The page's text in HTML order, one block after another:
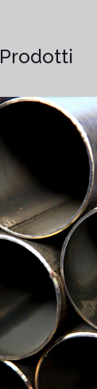
Prodotti